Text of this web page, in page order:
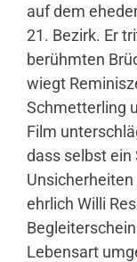
auf dem
21. Bezirk. Er
berühmten
wiegt
Schmetterling
Film
dass selbst
ehrlich Willi
Lebensart